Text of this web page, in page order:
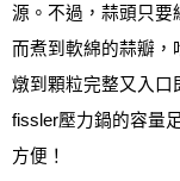
源。不過，蒜頭只要
而煮到軟綿的蒜瓣，
燉到顆粒完整又入口
fissler壓力鍋的容量
方便！